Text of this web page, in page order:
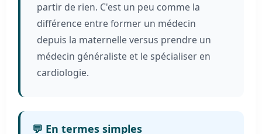
partir de rien. C'est un peu comme la
différence entre former un médecin
depuis la maternelle versus prendre un
médecin généraliste et le spécialiser en
cardiologie.
💬 En termes simples